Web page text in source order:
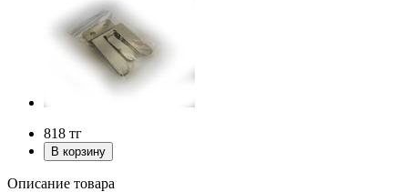
818 тг
Описание товара